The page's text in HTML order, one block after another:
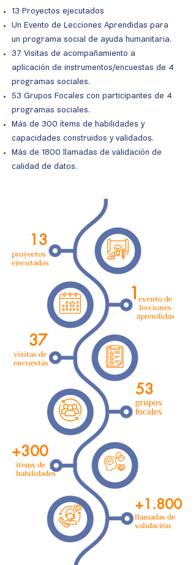
13 Proyectos ejecutados
Un Evento de Lecciones Aprendidas para
un programa social de ayuda humanitaria.
37 Visitas de acompañamiento a
aplicación de instrumentos/encuestas de 4
programas sociales.
53 Grupos Focales con participantes de 4
programas sociales.
Más de 300 ítems de habilidades y
capacidades construidos y validados.
Más de 1800 llamadas de validación de
calidad de datos.
13
proyectos
ejecutados
1
37
visitas de
encuestas
evento de
lecciones
aprendidas
53
grupos
focales
+300
ítems de
habilidades
+1.800
llamadas de
validación